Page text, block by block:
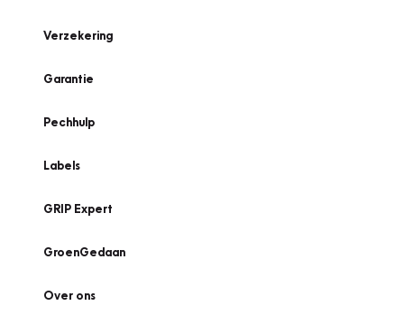
Verzekering
Garantie
Pechhulp
Labels
GRIP Expert
GroenGedaan
Over ons